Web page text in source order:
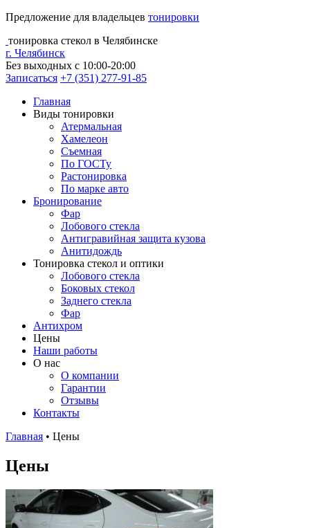
Предложение для владельцев тонировки
тонировка стекол в Челябинске
г. Челябинск
Без выходных с 10:00-20:00
Записаться +7 (351) 277-91-85
Главная
Виды тонировки
Атермальная
Хамелеон
Съемная
По ГОСТу
Растонировка
По марке авто
Бронирование
Фар
Лобового стекла
Антигравийная защита кузова
Анитидождь
Тонировка стекол и оптики
Лобового стекла
Боковых стекол
Заднего стекла
Фар
Антихром
Цены
Наши работы
О нас
О компании
Гарантии
Отзывы
Контакты
Главная • Цены
Цены